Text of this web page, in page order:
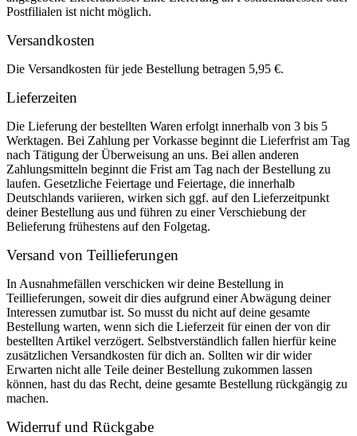
Postfilialen ist nicht möglich.
Versandkosten
Die Versandkosten für jede Bestellung betragen 5,95 €.
Lieferzeiten
Die Lieferung der bestellten Waren erfolgt innerhalb von 3 bis 5
Werktagen. Bei Zahlung per Vorkasse beginnt die Lieferfrist am Tag
nach Tätigung der Überweisung an uns. Bei allen anderen
Zahlungsmitteln beginnt die Frist am Tag nach der Bestellung zu
laufen. Gesetzliche Feiertage und Feiertage, die innerhalb
Deutschlands variieren, wirken sich ggf. auf den Lieferzeitpunkt
deiner Bestellung aus und führen zu einer Verschiebung der
Belieferung frühestens auf den Folgetag.
Versand von Teillieferungen
In Ausnahmefällen verschicken wir deine Bestellung in
Teillieferungen, soweit dir dies aufgrund einer Abwägung deiner
Interessen zumutbar ist. So musst du nicht auf deine gesamte
Bestellung warten, wenn sich die Lieferzeit für einen der von dir
bestellten Artikel verzögert. Selbstverständlich fallen hierfür keine
zusätzlichen Versandkosten für dich an. Sollten wir dir wider
Erwarten nicht alle Teile deiner Bestellung zukommen lassen
können, hast du das Recht, deine gesamte Bestellung rückgängig zu
machen.
Widerruf und Rückgabe